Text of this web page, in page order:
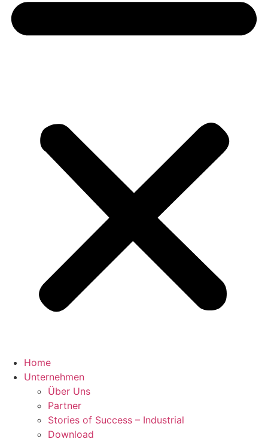
Home
Unternehmen
Über Uns
Partner
Stories of Success – Industrial
Download